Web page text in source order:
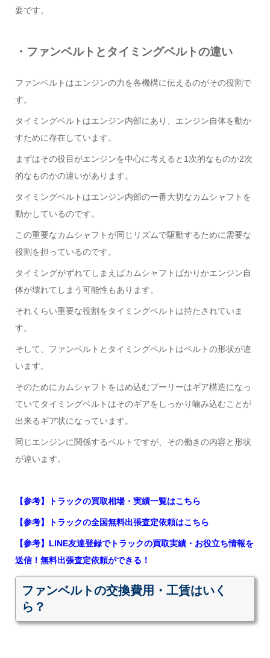
要です。
・ファンベルトとタイミングベルトの違い
ファンベルトはエンジンの力を各機構に伝えるのがその役割で
す。
タイミングベルトはエンジン内部にあり、エンジン自体を動か
すために存在しています。
まずはその役目がエンジンを中心に考えると1次的なものか2次
的なものかの違いがあります。
タイミングベルトはエンジン内部の一番大切なカムシャフトを
動かしているのです。
この重要なカムシャフトが同じリズムで駆動するために需要な
役割を担っているのです。
タイミングがずれてしまえばカムシャフトばかりかエンジン自
体が壊れてしまう可能性もあります。
それくらい重要な役割をタイミングベルトは持たされていま
す。
そして、ファンベルトとタイミングベルトはベルトの形状が違
います。
そのためにカムシャフトをはめ込むプーリーはギア構造になっ
ていてタイミングベルトはそのギアをしっかり噛み込むことが
出来るギア状になっています。
同じエンジンに関係するベルトですが、その働きの内容と形状
が違います。
【参考】トラックの買取相場・実績一覧はこちら
【参考】トラックの全国無料出張査定依頼はこちら
【参考】LINE友達登録でトラックの買取実績・お役立ち情報を
送信！無料出張査定依頼ができる！
ファンベルトの交換費用・工賃はいく
ら？